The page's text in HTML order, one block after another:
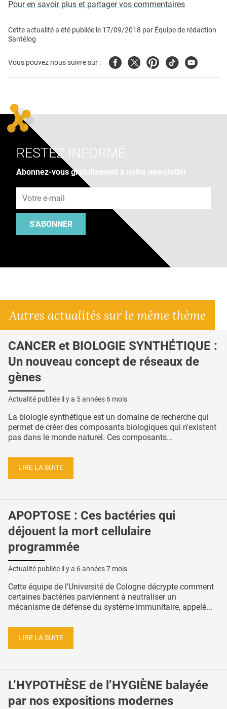
Pour en savoir plus et partager vos commentaires
Cette actualité a été publiée le 17/09/2018 par Équipe de rédaction
Santélog
Vous pouvez nous suivre sur : FacebookTwitterPinterest
TiktokYoutube
RESTEZ INFORMÉ
Abonnez-vous gratuitement à notre newsletter
S'ABONNER
Autres actualités sur le même thème
CANCER et BIOLOGIE SYNTHÉTIQUE :
Un nouveau concept de réseaux de
gènes
Actualité publiée il y a 5 années 6 mois
La biologie synthétique est un domaine de recherche qui
permet de créer des composants biologiques qui n'existent
pas dans le monde naturel. Ces composants...
LIRE LA SUITE
APOPTOSE : Ces bactéries qui
déjouent la mort cellulaire
programmée
Actualité publiée il y a 6 années 7 mois
Cette équipe de l’Université de Cologne décrypte comment
certaines bactéries parviennent à neutraliser un
mécanisme de défense du système immunitaire, appelé...
LIRE LA SUITE
L’HYPOTHÈSE de l’HYGIÈNE balayée
par nos expositions modernes